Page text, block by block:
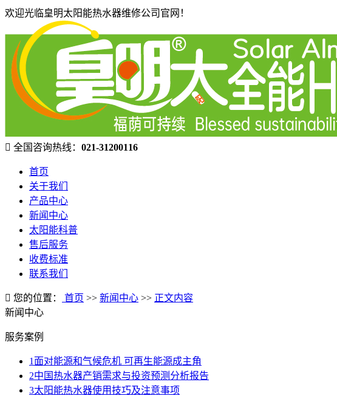
欢迎光临皇明太阳能热水器维修公司官网！
全国咨询热线： 021-31200116
首页
关于我们
产品中心
新闻中心
太阳能科普
售后服务
收费标准
联系我们
您的位置： 首页 >> 新闻中心 >> 正文内容
新闻中心
服务案例
1 面对能源和气候危机 可再生能源成主角
2中国热水器产销需求与投资预测分析报告
3太阳能热水器使用技巧及注意事项